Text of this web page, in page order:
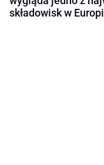
składowisk w